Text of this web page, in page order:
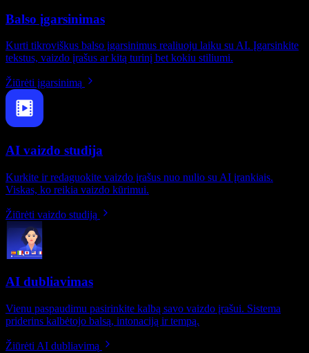
Balso įgarsinimas
Kurti tikroviškus balso įgarsinimus realiuoju laiku su AI. Įgarsinkite
tekstus, vaizdo įrašus ar kitą turinį bet kokiu stiliumi.
Žiūrėti įgarsinimą
AI vaizdo studija
Kurkite ir redaguokite vaizdo įrašus nuo nulio su AI įrankiais.
Viskas, ko reikia vaizdo kūrimui.
Žiūrėti vaizdo studiją
AI dubliavimas
Vienu paspaudimu pasirinkite kalbą savo vaizdo įrašui. Sistema
priderins kalbėtojo balsą, intonaciją ir tempą.
Žiūrėti AI dubliavimą